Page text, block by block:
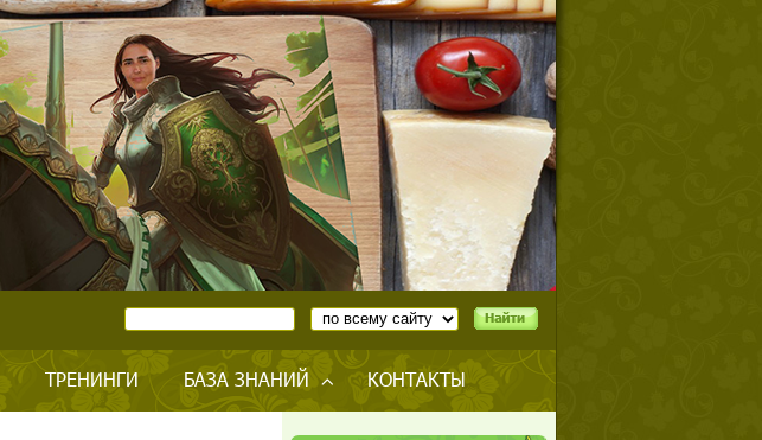
ТРЕНИНГИ БАЗА ЗНАНИЙ КОНТАКТЫ